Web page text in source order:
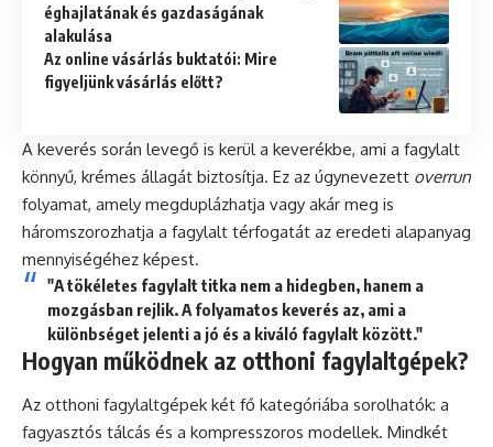
éghajlatának és gazdaságának
alakulása
Az online vásárlás buktatói: Mire
figyeljünk vásárlás előtt?
A keverés során levegő is kerül a keverékbe, ami a fagylalt
könnyű, krémes állagát biztosítja. Ez az úgynevezett overrun
folyamat, amely megduplázhatja vagy akár meg is
háromszorozhatja a fagylalt térfogatát az eredeti alapanyag
mennyiségéhez képest.
"A tökéletes fagylalt titka nem a hidegben, hanem a
mozgásban rejlik. A folyamatos keverés az, ami a
különbséget jelenti a jó és a kiváló fagylalt között."
Hogyan működnek az otthoni fagylaltgépek?
Az otthoni fagylaltgépek két fő kategóriába sorolhatók: a
fagyasztós tálcás és a kompresszoros modellek. Mindkét